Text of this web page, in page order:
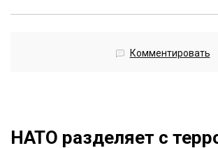
Комментировать
НАТО разделяет с